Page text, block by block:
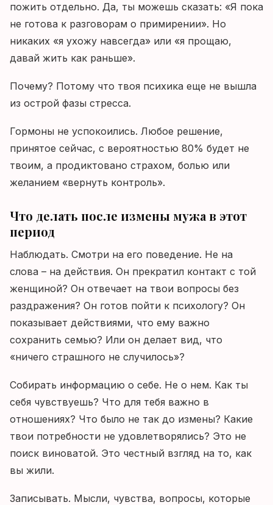
пожить отдельно. Да, ты можешь сказать: «Я пока
не готова к разговорам о примирении». Но
никаких «я ухожу навсегда» или «я прощаю,
давай жить как раньше».
Почему? Потому что твоя психика еще не вышла
из острой фазы стресса.
Гормоны не успокоились. Любое решение,
принятое сейчас, с вероятностью 80% будет не
твоим, а продиктовано страхом, болью или
желанием «вернуть контроль».
Что делать после измены мужа в этот
период
Наблюдать. Смотри на его поведение. Не на
слова – на действия. Он прекратил контакт с той
женщиной? Он отвечает на твои вопросы без
раздражения? Он готов пойти к психологу? Он
показывает действиями, что ему важно
сохранить семью? Или он делает вид, что
«ничего страшного не случилось»?
Собирать информацию о себе. Не о нем. Как ты
себя чувствуешь? Что для тебя важно в
отношениях? Что было не так до измены? Какие
твои потребности не удовлетворялись? Это не
поиск виноватой. Это честный взгляд на то, как
вы жили.
Записывать. Мысли, чувства, вопросы, которые